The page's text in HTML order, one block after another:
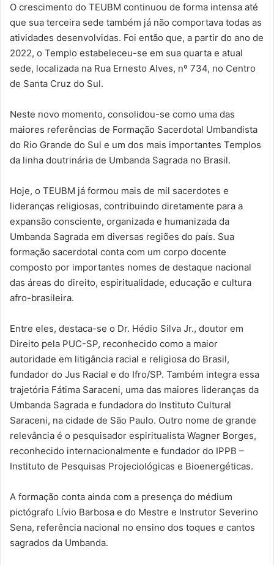
O crescimento do TEUBM continuou de forma intensa até
que sua terceira sede também já não comportava todas as
atividades desenvolvidas. Foi então que, a partir do ano de
2022, o Templo estabeleceu-se em sua quarta e atual
sede, localizada na Rua Ernesto Alves, nº 734, no Centro
de Santa Cruz do Sul.
Neste novo momento, consolidou-se como uma das
maiores referências de Formação Sacerdotal Umbandista
do Rio Grande do Sul e um dos mais importantes Templos
da linha doutrinária de Umbanda Sagrada no Brasil.
Hoje, o TEUBM já formou mais de mil sacerdotes e
lideranças religiosas, contribuindo diretamente para a
expansão consciente, organizada e humanizada da
Umbanda Sagrada em diversas regiões do país. Sua
formação sacerdotal conta com um corpo docente
composto por importantes nomes de destaque nacional
das áreas do direito, espiritualidade, educação e cultura
afro-brasileira.
Entre eles, destaca-se o Dr. Hédio Silva Jr., doutor em
Direito pela PUC-SP, reconhecido como a maior
autoridade em litigância racial e religiosa do Brasil,
fundador do Jus Racial e do Ifro/SP. Também integra essa
trajetória Fátima Saraceni, uma das maiores lideranças da
Umbanda Sagrada e fundadora do Instituto Cultural
Saraceni, na cidade de São Paulo. Outro nome de grande
relevância é o pesquisador espiritualista Wagner Borges,
reconhecido internacionalmente e fundador do IPPB –
Instituto de Pesquisas Projeciológicas e Bioenergéticas.
A formação conta ainda com a presença do médium
pictógrafo Lívio Barbosa e do Mestre e Instrutor Severino
Sena, referência nacional no ensino dos toques e cantos
sagrados da Umbanda.